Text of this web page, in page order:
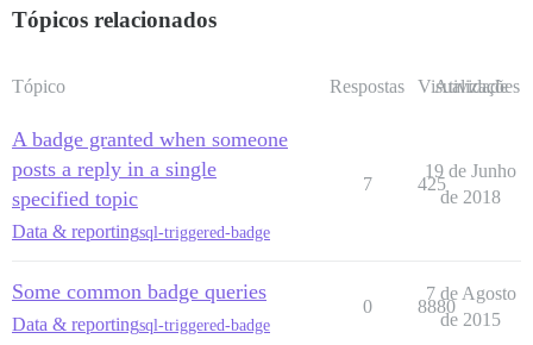
Tópicos relacionados
Tópico Respostas Visualizações
Atividade
A badge granted when someone
posts a reply in a single
specified topic
Data & reportingsql-triggered-badge
7 425
19 de Junho
de 2018
Some common badge queries
Data & reportingsql-triggered-badge
0 8880
7 de Agosto
de 2015